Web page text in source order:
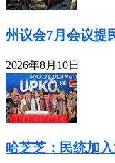
州议会7月会议提
2026年8月10日
哈芝芝：民统加